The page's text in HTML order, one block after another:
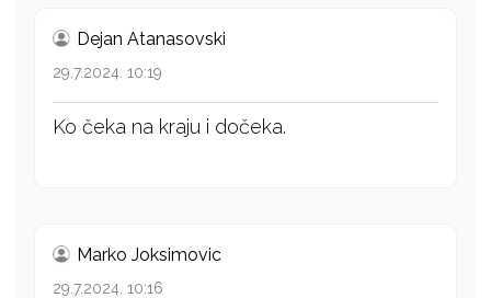
Dejan Atanasovski
29.7.2024. 10:19
Ko čeka na kraju i dočeka.
Marko Joksimovic
29.7.2024. 10:16